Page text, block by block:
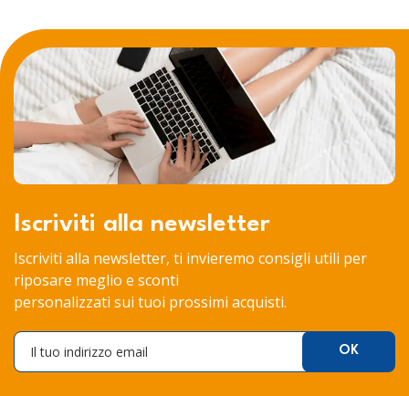
Iscriviti alla newsletter
Iscriviti alla newsletter, ti invieremo consigli utili per
riposare meglio e sconti
personalizzati sui tuoi prossimi acquisti.